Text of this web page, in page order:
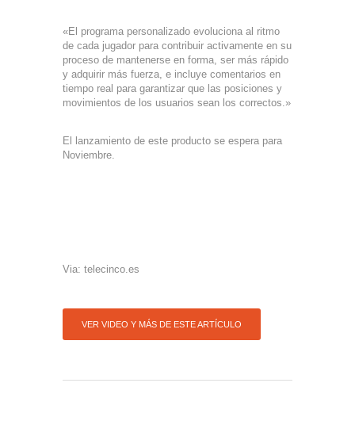
«El programa personalizado evoluciona al ritmo
de cada jugador para contribuir activamente en su
proceso de mantenerse en forma, ser más rápido
y adquirir más fuerza, e incluye comentarios en
tiempo real para garantizar que las posiciones y
movimientos de los usuarios sean los correctos.»
El lanzamiento de este producto se espera para
Noviembre.
Via: telecinco.es
VER VIDEO Y MÁS DE ESTE ARTÍCULO